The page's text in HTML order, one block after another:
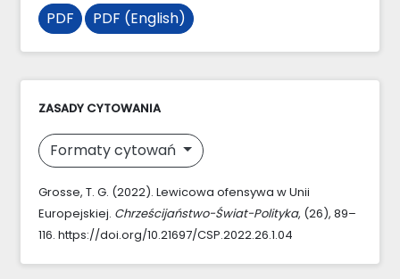
PDF PDF (English)
ZASADY CYTOWANIA
Formaty cytowań
Grosse, T. G. (2022). Lewicowa ofensywa w Unii
Europejskiej. Chrześcijaństwo-Świat-Polityka, (26), 89–
116. https://doi.org/10.21697/CSP.2022.26.1.04